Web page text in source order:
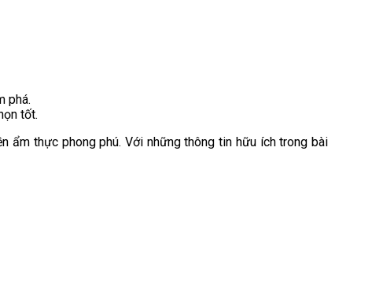
phá.
tốt.
ẩm thực phong phú. Với những thông tin hữu ích trong bài